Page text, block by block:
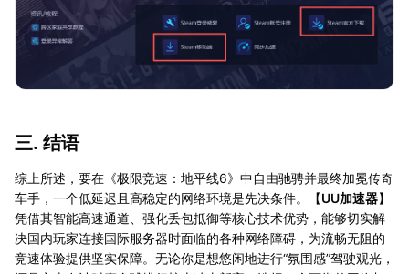
三. 结语
综上所述，要在《极限竞速：地平线6》中自由驰骋并最终加冕传奇
车手，一个低延迟且高稳定的网络环境是先决条件。【UU加速器】
凭借其智能高速通道、强化丢包抵御等核心技术优势，能够切实解
决国内玩家连接国际服务器时面临的各种网络障碍，为流畅无阻的
竞速体验提供坚实保障。无论你是想悠闲地进行“氛围感”驾驶观光，